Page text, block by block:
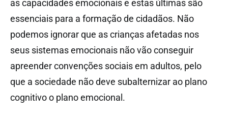
as capacidades emocionais e estas últimas são
essenciais para a formação de cidadãos. Não
podemos ignorar que as crianças afetadas nos
seus sistemas emocionais não vão conseguir
apreender convenções sociais em adultos, pelo
que a sociedade não deve subalternizar ao plano
cognitivo o plano emocional.